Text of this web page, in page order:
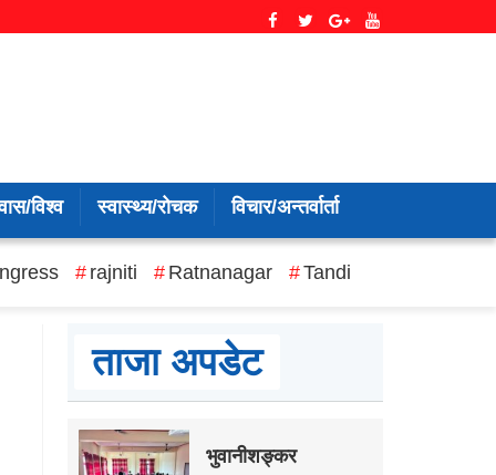
विश्व स्वास्थ्य/रोचक विचार/अन्तर्वार्ता
rajniti Ratnanagar Tandi
ताजा अपडेट
भुवानीशङ्कर